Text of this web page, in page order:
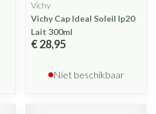
Vichy
Vichy Cap Ideal Soleil Ip20
Lait 300ml
€ 28,95
Niet beschikbaar